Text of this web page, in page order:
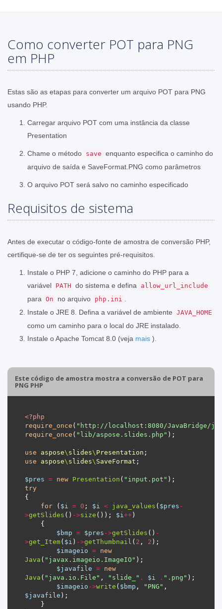
Como converter POT para PNG
em PHP
Estas são as etapas para converter um arquivo POT para PNG
usando PHP.
Carregar arquivo POT com uma instância da classe
Presentation
Chame o método save enquanto especifica o caminho do
arquivo de saída e SaveFormat.PNG como parâmetros
O arquivo POT será salvo no caminho especificado
Requisitos de sistema
Antes de executar o código-fonte de amostra de conversão PHP,
certifique-se de ter os seguintes pré-requisitos.
Instale o PHP 7, adicione o caminho do PHP para a
variável PATH do sistema e defina allow_url_include
para On no arquivo php.ini
Instale o JRE 8. Defina a variável de ambiente JAVA_HOME
como um caminho para o local do JRE instalado.
Instale o Apache Tomcat 8.0 (veja mais ).
Este código de amostra mostra a conversão de POT para
PNG PHP
<?php
require_once ( "http://localhost:8080/JavaBridge/
require_once ( "lib/aspose.slides.php"
use aspose\ slides\ Presentation
use
aspose\ slides\ SaveFormat
$pres = new Presentation ( "input.pot"
try
for ( $i = 0 ; $i < java_values ( $pres -
>getSlides () ->size ()); $i ++
$bmp = $pres ->getSlides () -
>get_Item( $i ) ->getThumbnail ( 2 , 2
$imageio = new
Java ( "javax.imageio.ImageIO"
$javafile = new
Java ( "java.io.File" , "slide_" . $i . ".png"
$imageio ->write ( $bmp , "PNG"
$javafile